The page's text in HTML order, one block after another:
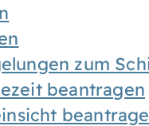
zum
beantragen